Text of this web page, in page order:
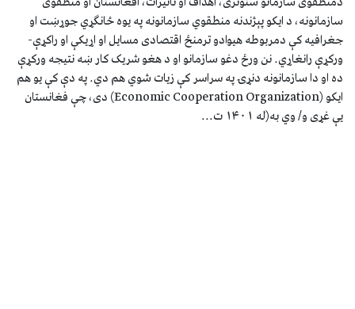
سازمانونه، د ایکو پېژندنه منطقوي سازمانونه په يوه ځانګړي جوړښت او
جغرافیه کې دمربوطه هیوادو ترمنځ اقتصادی مسايل او اړيکې او راکړې-
ورکړې رانغاړي. نن ورځ دغو سازمانو او د هغو شریک کار ښه نتیجه ورکړې
ده او دا سازمانونه دنړۍ په سراسر کې زیات شوي هم دي. په دې کې یو هم
ایکو (Economic Cooperation Organization) دی، چې فغانستان
یې غړی و/ وي به(له ۱۴۰۱ ت...